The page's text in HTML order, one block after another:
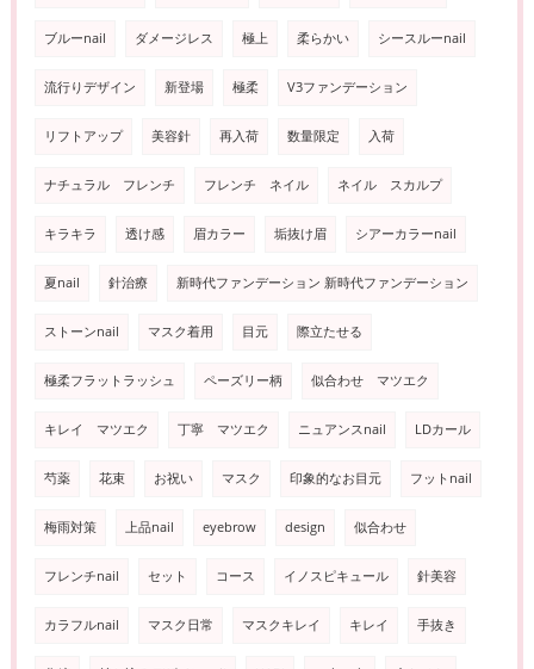
ブルーnail ダメージレス 極上 柔らかい シースルーnail
流行りデザイン 新登場 極柔 V3ファンデーション
リフトアップ 美容針 再入荷 数量限定 入荷
ナチュラル フレンチ フレンチ ネイル ネイル スカルプ
キラキラ 透け感 眉カラー 垢抜け眉 シアーカラーnail
夏nail 針治療 新時代ファンデーション 新時代ファンデーション
ストーンnail マスク着用 目元 際立たせる
極柔フラットラッシュ ペーズリー柄 似合わせ マツエク
キレイ マツエク 丁寧 マツエク ニュアンスnail LDカール
芍薬 花束 お祝い マスク 印象的なお目元 フットnail
梅雨対策 上品nail eyebrow design 似合わせ
フレンチnail セット コース イノスピキュール 針美容
カラフルnail マスク日常 マスクキレイ キレイ 手抜き